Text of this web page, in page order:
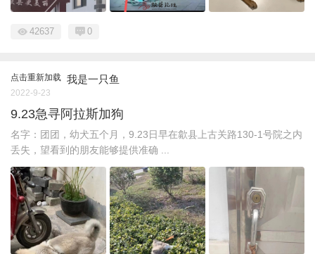
42637 0
点击重新加载 我是一只鱼
2022-9-23
9.23急寻阿拉斯加狗
名字：团团，幼犬五个月，9.23日早在歙县上古关路130-1号院之内
丢失，望看到的朋友能够提供准确 ...